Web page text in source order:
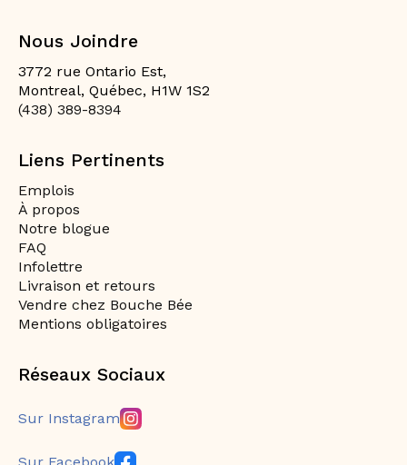
Nous Joindre
3772 rue Ontario Est,
Montreal, Québec, H1W 1S2
(438) 389-8394
Liens Pertinents
Emplois
À propos
Notre blogue
FAQ
Infolettre
Livraison et retours
Vendre chez Bouche Bée
Mentions obligatoires
Réseaux Sociaux
Sur Instagram